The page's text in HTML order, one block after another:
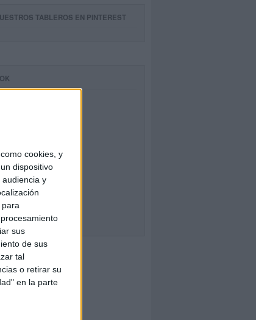
cookies, y
dispositivo
y
sus
de sus
tal
o retirar su
en la parte
TABLEROS EN PINTEREST